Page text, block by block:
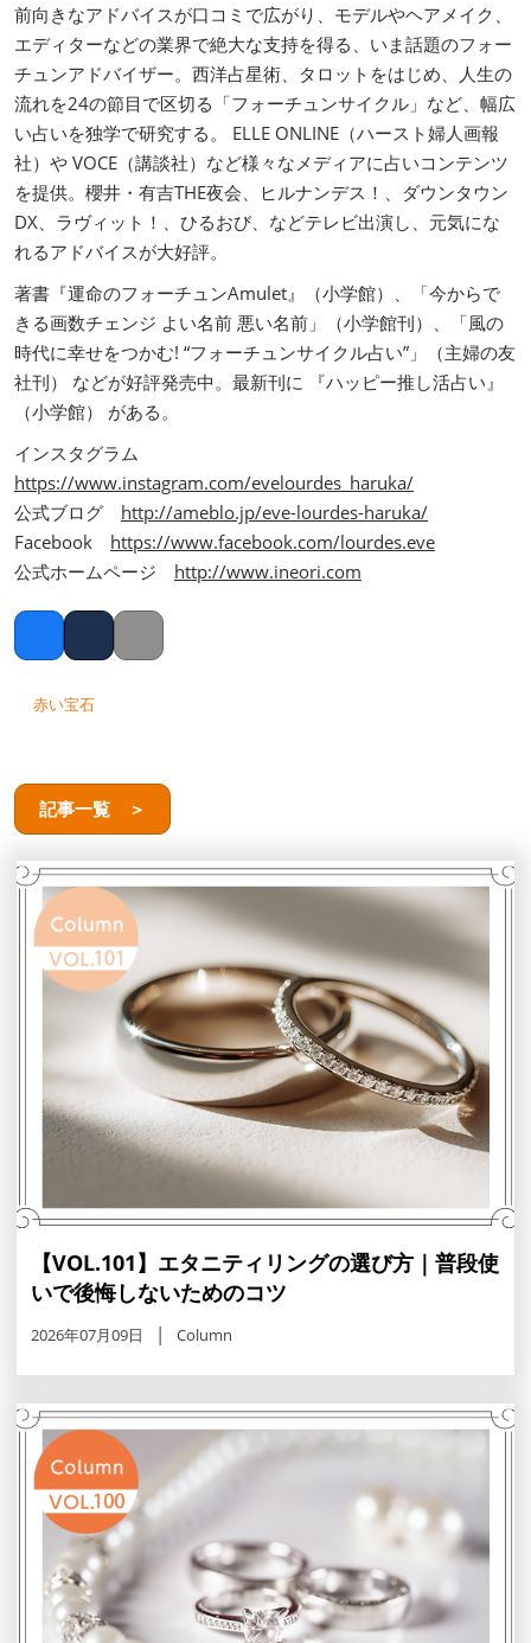
前向きなアドバイスが口コミで広がり、モデルやヘアメイク、
エディターなどの業界で絶大な支持を得る、いま話題のフォー
チュンアドバイザー。西洋占星術、タロットをはじめ、人生の
流れを24の節目で区切る「フォーチュンサイクル」など、幅広
い占いを独学で研究する。 ELLE ONLINE（ハースト婦人画報
社）や VOCE（講談社）など様々なメディアに占いコンテンツ
を提供。櫻井・有吉THE夜会、ヒルナンデス！、ダウンタウン
DX、ラヴィット！、ひるおび、などテレビ出演し、元気にな
れるアドバイスが大好評。
著書『運命のフォーチュンAmulet』（小学館）、「今からで
きる画数チェンジ よい名前 悪い名前」（小学館刊）、「風の
時代に幸せをつかむ! “フォーチュンサイクル占い”」（主婦の友
社刊） などが好評発売中。最新刊に 『ハッピー推し活占い』
（小学館） がある。
インスタグラム
https://www.instagram.com/evelourdes_haruka/
公式ブログ http://ameblo.jp/eve-lourdes-haruka/
Facebook https://www.facebook.com/lourdes.eve
公式ホームページ http://www.ineori.com
FacebookTwitterCopy link
赤い宝石
記事一覧 ＞
【VOL.101】エタニティリングの選び方｜普段使
いで後悔しないためのコツ
2026年07月09日 Column